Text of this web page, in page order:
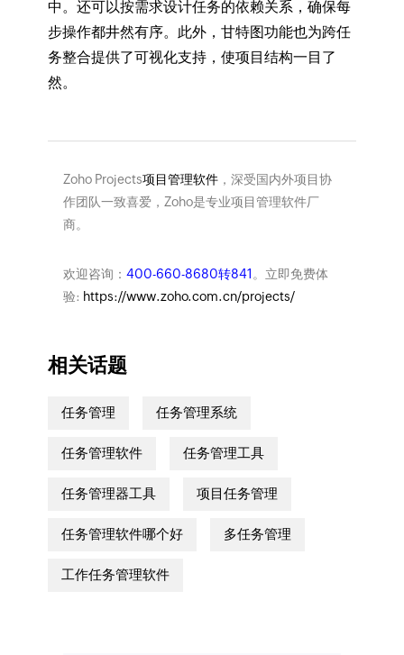
中。还可以按需求设计任务的依赖关系，确保每
步操作都井然有序。此外，甘特图功能也为跨任
务整合提供了可视化支持，使项目结构一目了
然。
Zoho Projects项目管理软件，深受国内外项目协
作团队一致喜爱，Zoho是专业项目管理软件厂
商。
欢迎咨询： 400-660-8680转841 。立即免费体
验: https://www.zoho.com.cn/projects/
相关话题
任务管理 任务管理系统
任务管理软件 任务管理工具
任务管理器工具 项目任务管理
任务管理软件哪个好 多任务管理
工作任务管理软件